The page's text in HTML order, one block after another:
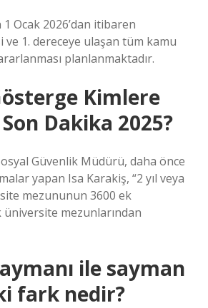
Ocak 2026’dan itibaren
1. dereceye ulaşan tüm kamu
planlanmaktadır.
Kimlere
Dakika 2025?
Güvenlik Müdürü, daha önce
yapan Isa Karakiş, “2 yıl veya
mezununun 3600 ek
üniversite mezunlarından
ile sayman
fark nedir?